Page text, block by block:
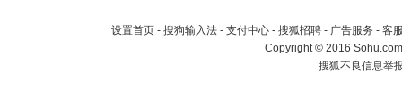
设置首页 - 搜狗输入法 - 支付中心 - 搜狐招聘 - 广告服务 - 客
Copyright©2016
搜狐不良信息举